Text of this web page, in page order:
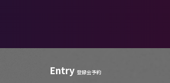
Entry 登録会予約